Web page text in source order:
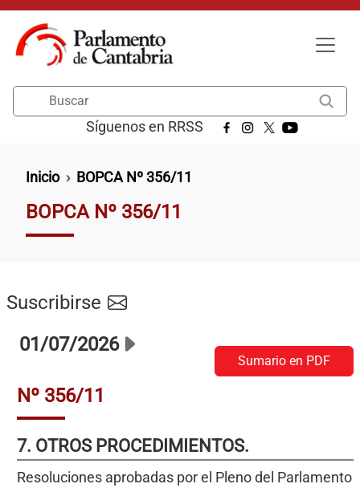
Pasar al contenido principal
Síguenos en RRSS
Ruta de navegación
Inicio BOPCA Nº 356/11
BOPCA Nº 356/11
Suscribirse
01/07/2026
Nº 356/11
Sumario en PDF
7. OTROS PROCEDIMIENTOS.
Resoluciones aprobadas por el Pleno del Parlamento